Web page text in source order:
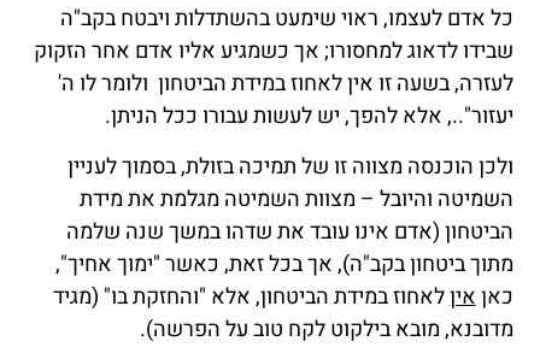
כל אדם לעצמו, ראוי שימעט בהשתדלות ויבטח בקב"ה
שבידו לדאוג למחסורו; אך כשמגיע אליו אדם אחר הזקוק
לעזרה, בשעה זו אין לאחוז במידת הביטחון ולומר לו ה'
יעזור".., אלא להפך, יש לעשות עבורו ככל הניתן.
ולכן הוכנסה מצווה זו של תמיכה בזולת, בסמוך לעניין
השמיטה והיובל – מצוות השמיטה מגלמת את מידת
הביטחון (אדם אינו עובד את שדהו במשך שנה שלמה
מתוך ביטחון בקב"ה), אך בכל זאת, כאשר "ימוך אחיך",
כאןאיןלאחוז במידת הביטחון, אלא "והחזקת בו" (מגיד
מדובנא, מובא בילקוט לקח טוב על הפרשה).